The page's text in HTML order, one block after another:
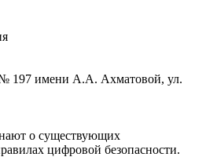
№ 197 имени А.А. Ахматовой, ул.
о существующих
цифровой безопасности.